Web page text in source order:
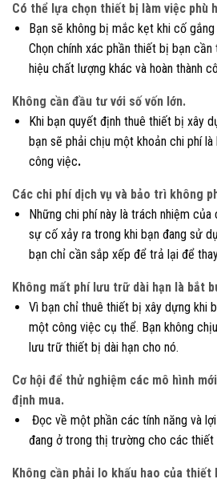
Có thể lựa chọn thiết bị làm việc phù
Bạn sẽ không bị mắc kẹt khi cố
Chọn chính xác phần thiết bị bạn
hiệu chất lượng khác và hoàn thành
Không cần đầu tư với số vốn lớn.
Khi bạn quyết định thuê thiết bị xây
bạn sẽ phải chịu một khoản chi phí
công việc.
Các chi phí dịch vụ và bảo trì không
Những chi phí này là trách nhiệm
sự cố xảy ra trong khi bạn đang sử
bạn chỉ cần sắp xếp để trả lại để
Không mất phí lưu trữ dài hạn là bắt
Vì bạn chỉ thuê thiết bị xây dựng khi
một công việc cụ thể. Bạn không
lưu trữ thiết bị dài hạn cho nó.
Cơ hội để thử nghiệm các mô hình
định mua.
Đọc về một phần các tính năng và
đang ở trong thị trường cho các thiết
Không cần phải lo khấu hao của thiết